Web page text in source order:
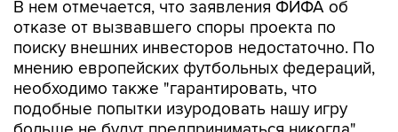
поиску внешних инвесторов недостаточно. По
мнению европейских футбольных федераций,
необходимо также "гарантировать, что
подобные попытки изуродовать нашу игру
больше не будут предприниматься никогда".